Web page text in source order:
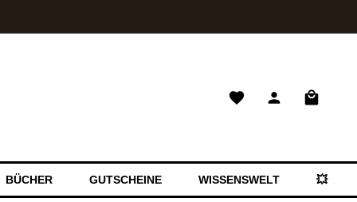
BÜCHER GUTSCHEINE WISSENSWELT 💥